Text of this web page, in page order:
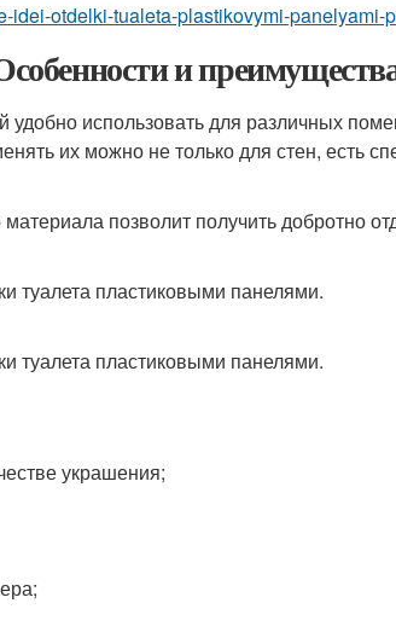
idei-otdelki-tualeta-plastikovymi-panelyami-
и
использовать для различных
их можно не только для стен, есть
позволит получить добротно
украшения;